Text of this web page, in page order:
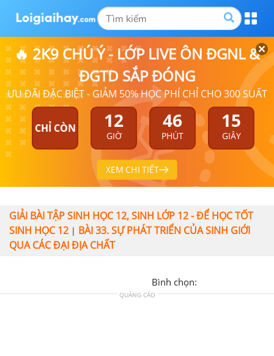
🔥 2K9 CHÚ Ý - LỚP LIVE ÔN ĐGNL &
ĐGTD SẮP ĐÓNG
ƯU ĐÃI ĐẶC BIỆT - GIẢM 50% HỌC PHÍ CHỈ CHO 300 SUẤT
CHỈ CÒN 12
GIỜ
46
PHÚT
14
GIÂY
XEM CHI TIẾT
GIẢI BÀI TẬP SINH HỌC 12, SINH LỚP 12 - ĐỂ HỌC TỐT
SINH HỌC 12 | BÀI 33. SỰ PHÁT TRIỂN CỦA SINH GIỚI
QUA CÁC ĐẠI ĐỊA CHẤT
Bình chọn:
QUẢNG CÁO